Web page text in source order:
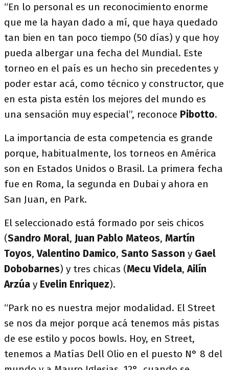
“En lo personal es un reconocimiento enorme
que me la hayan dado a mí, que haya quedado
tan bien en tan poco tiempo (50 días) y que hoy
pueda albergar una fecha del Mundial. Este
torneo en el país es un hecho sin precedentes y
poder estar acá, como técnico y constructor, que
en esta pista estén los mejores del mundo es
una sensación muy especial”, reconoce Pibotto.
La importancia de esta competencia es grande
porque, habitualmente, los torneos en América
son en Estados Unidos o Brasil. La primera fecha
fue en Roma, la segunda en Dubai y ahora en
San Juan, en Park.
El seleccionado está formado por seis chicos
(Sandro Moral, Juan Pablo Mateos, Martín
Toyos,Valentino Damico, Santo Sasson y Gael
Dobobarnes) y tres chicas (Mecu Videla,Ailín
Arzúa y Evelin Enriquez).
“Park no es nuestra mejor modalidad. El Street
se nos da mejor porque acá tenemos más pistas
de ese estilo y pocos bowls. Hoy, en Street,
tenemos a Matías Dell Olio en el puesto N° 8 del